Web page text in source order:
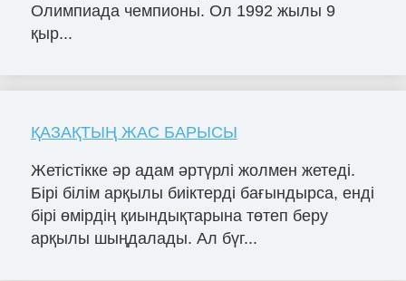
Олимпиада чемпионы. Ол 1992 жылы 9
қыр...
ҚАЗАҚТЫҢ ЖАС БАРЫСЫ
Жетістікке әр адам әртүрлі жолмен жетеді.
Бірі білім арқылы биіктерді бағындырса, енді
бірі өмірдің қиындықтарына төтеп беру
арқылы шыңдалады. Ал бүг...